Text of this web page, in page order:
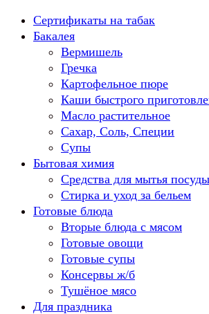
Перейти
содержанию
Сертификаты на табак
Бакалея
Вермишель
Гречка
Картофельное пюре
Каши быстрого
Масло растительное
Сахар, Соль, Специи
Супы
Бытовая химия
Средства для мытья посуды
Стирка и уход за бельем
Готовые блюда
Вторые блюда с мясом
Готовые овощи
Готовые супы
Консервы ж/б
Тушёное мясо
Для праздника